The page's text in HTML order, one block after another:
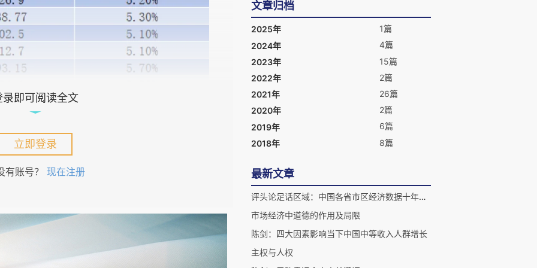
录即可阅读全文
立即登录
有账号？ 现在注册
冀——京津冀协同发展研究报告》
（2018），《中国基层协商》（2018）
等。 在现代化、经济体制改革、区域经济
（京津冀、长三角等）、人口研究、奥运
经济和协商民主等领域的研究在社会上产
生广泛影响。研究领域也涉及传统文化、
社会建设、政治体制改革等方面内容。
文章归档
2025年
1篇
2024年
4篇
2023年
15篇
2022年
2篇
2021年
26篇
2020年
2篇
2019年
6篇
2018年
8篇
最新文章
评头论足话区域：中国各省市区经济数据十年比较分析
市场经济中道德的作用及局限
陈剑：四大因素影响当下中国中等收入人群增长
主权与人权